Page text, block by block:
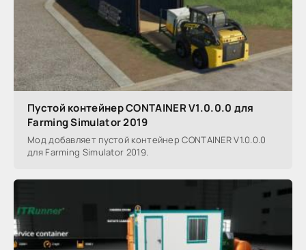
Пустой контейнер CONTAINER V1.0.0.0 для
Farming Simulator 2019
Мод добавляет пустой контейнер CONTAINER V1.0.0.0
для Farming Simulator 2019.